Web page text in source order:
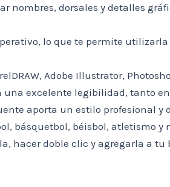
nombres, dorsales y detalles
lo que te permite
Adobe Illustrator,
excelente legibilidad, tanto
aporta un estilo profesional y
básquetbol, béisbol, atletismo y
hacer doble clic y agregarla a